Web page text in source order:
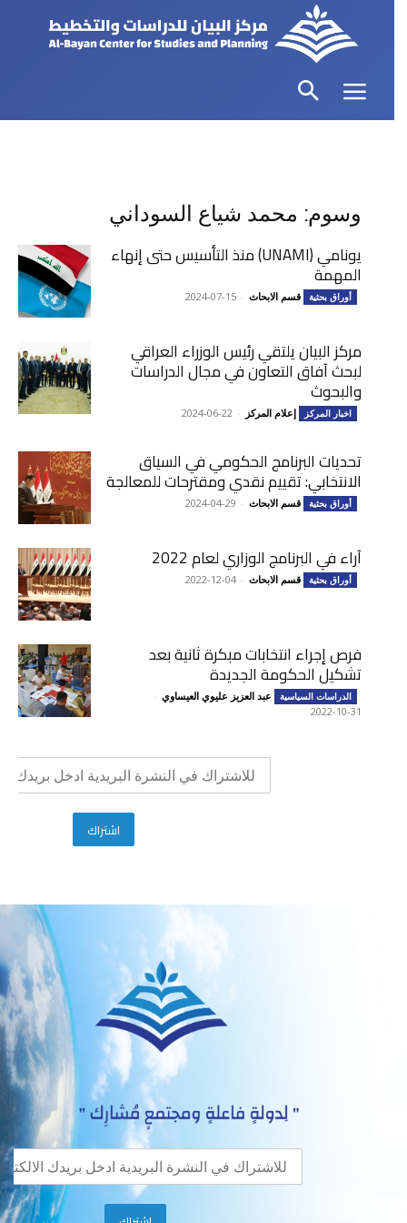
وسوم: محمد شياع السوداني
يونامي (UNAMI) منذ التأسيس حتى إنهاء
المهمة
أوراق بحثية قسم الابحاث -
2024-07-15
مركز البيان يلتقي رئيس الوزراء العراقي
لبحث آفاق التعاون في مجال الدراسات
والبحوث
اخبار المركز إعلام المركز -
2024-06-22
تحديات البرنامج الحكومي في السياق
الانتخابي: تقييم نقدي ومقترحات للمعالجة
أوراق بحثية قسم الابحاث -
2024-04-29
آراء في البرنامج الوزاري لعام 2022
أوراق بحثية قسم الابحاث -
2022-12-04
فرص إجراء انتخابات مبكرة ثانية بعد
تشكيل الحكومة الجديدة
الدراسات السياسية عبد العزيز عليوي العيساوي -
2022-10-31